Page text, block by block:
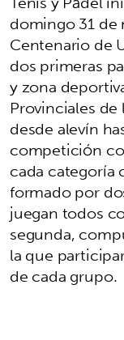
domingo 31 de
Centenario de
dos primeras
y zona
Provinciales
desde alevín
competición
cada categoría
formado por
juegan todos
segunda,
la que
de cada grupo.